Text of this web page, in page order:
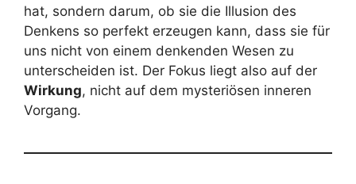
hat, sondern darum, ob sie die Illusion des
Denkens so perfekt erzeugen kann, dass sie für
uns nicht von einem denkenden Wesen zu
unterscheiden ist. Der Fokus liegt also auf der
Wirkung, nicht auf dem mysteriösen inneren
Vorgang.